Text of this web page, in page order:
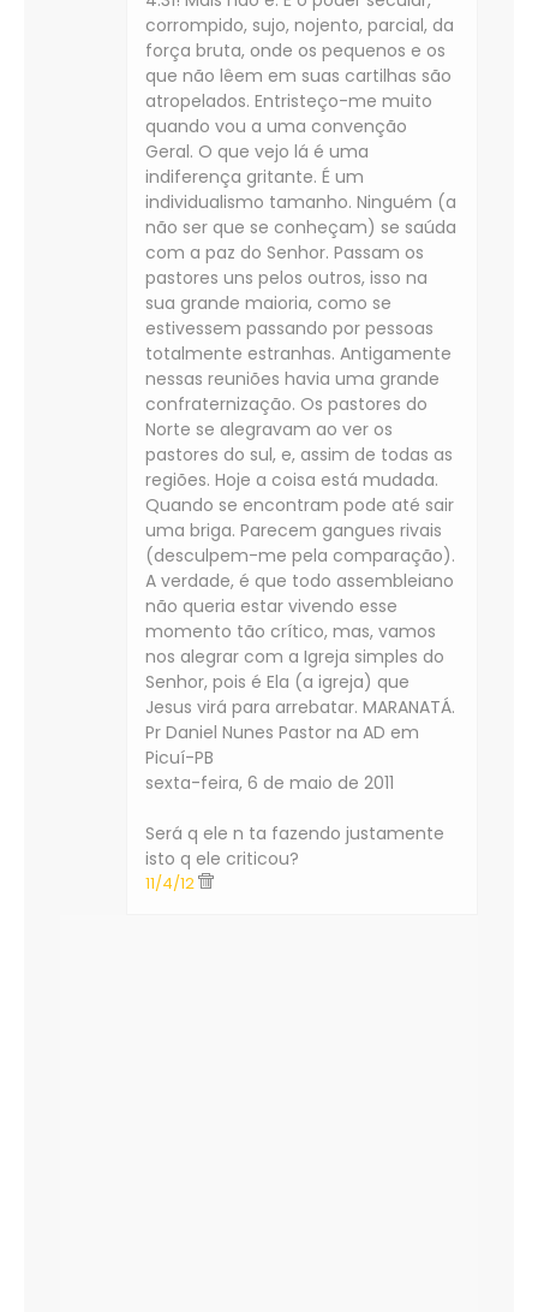
corrompido, sujo, nojento, parcial, da
força bruta, onde os pequenos e os
que não lêem em suas cartilhas são
atropelados. Entristeço-me muito
quando vou a uma convenção
Geral. O que vejo lá é uma
indiferença gritante. É um
individualismo tamanho. Ninguém (a
não ser que se conheçam) se saúda
com a paz do Senhor. Passam os
pastores uns pelos outros, isso na
sua grande maioria, como se
estivessem passando por pessoas
totalmente estranhas. Antigamente
nessas reuniões havia uma grande
confraternização. Os pastores do
Norte se alegravam ao ver os
pastores do sul, e, assim de todas as
regiões. Hoje a coisa está mudada.
Quando se encontram pode até sair
uma briga. Parecem gangues rivais
(desculpem-me pela comparação).
A verdade, é que todo assembleiano
não queria estar vivendo esse
momento tão crítico, mas, vamos
nos alegrar com a Igreja simples do
Senhor, pois é Ela (a igreja) que
Jesus virá para arrebatar. MARANATÁ.
Pr Daniel Nunes Pastor na AD em
Picuí-PB
sexta-feira, 6 de maio de 2011
Será q ele n ta fazendo justamente
isto q ele criticou?
11/4/12